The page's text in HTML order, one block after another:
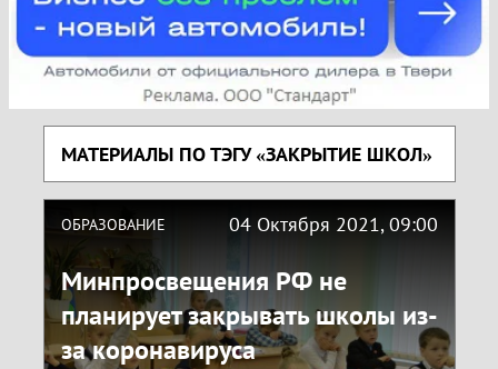
МАТЕРИАЛЫ ПО ТЭГУ «ЗАКРЫТИЕ ШКОЛ»
ОБРАЗОВАНИЕ 04 Октября 2021, 09:00
Минпросвещения РФ не
планирует закрывать школы из-
за коронавируса